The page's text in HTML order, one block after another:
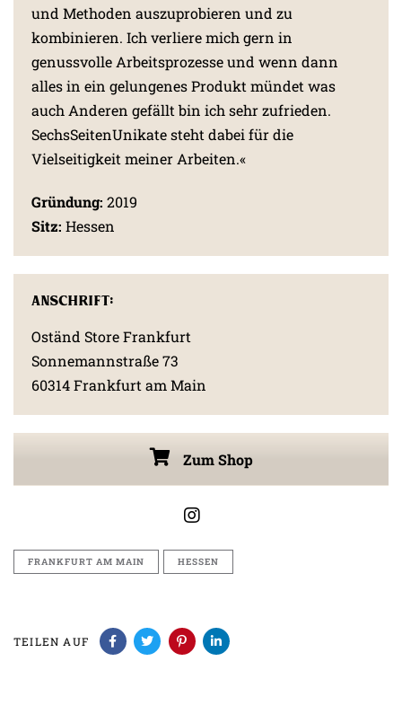
und Methoden auszuprobieren und zu
kombinieren. Ich verliere mich gern in
genussvolle Arbeitsprozesse und wenn dann
alles in ein gelungenes Produkt mündet was
auch Anderen gefällt bin ich sehr zufrieden.
SechsSeitenUnikate steht dabei für die
Vielseitigkeit meiner Arbeiten.«
Gründung: 2019
Sitz: Hessen
Anschrift:
Oständ Store Frankfurt
Sonnemannstraße 73
60314 Frankfurt am Main
Zum Shop
FRANKFURT AM MAIN HESSEN
TEILEN AUF